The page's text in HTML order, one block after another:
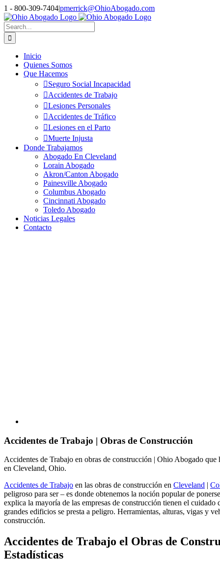
Skip
to
content
1 - 800-309-7404|pmerrick@OhioAbogado.com
Facebook
X
Tumblr
Pinterest
Reddit
Search
for:
Inicio
Quienes Somos
Que Hacemos
Seguro Social Incapacidad
Accidentes de Trabajo
Lesiones Personales
Accidentes de Tráfico
Lesiones en el Parto
Muerte Injusta
Donde Trabajamos
Abogado En Cleveland
Lorain Abogado
Akron/Canton Abogado
Painesville Abogado
Columbus Abogado
Cincinnati Abogado
Toledo Abogado
Noticias Legales
Contacto
Accidentes de Trabajo | Obras de Construcción
Accidentes de Trabajo en obras de construcción | Ohio Abogado
en Cleveland, Ohio.
Accidentes de Trabajo en las obras de construcción en Cleveland |
peligroso para ser – es donde obtenemos la noción popular de
explica la mayoría de las empresas de construcción tienen el cuidado
grandes edificios se presta a peligro. Herramientas, alturas, vigas y
construcción.
Accidentes de Trabajo el Obras de
Estadísticas